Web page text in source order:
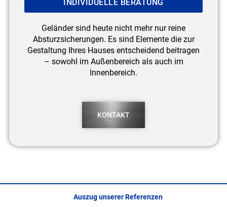
INDIVIDUELLE BERATUNG
Geländer sind heute nicht mehr nur reine
Absturzsicherungen. Es sind Elemente die zur
Gestaltung Ihres Hauses entscheidend beitragen
– sowohl im Außenbereich als auch im
Innenbereich.
KONTAKT
Auszug unserer Referenzen